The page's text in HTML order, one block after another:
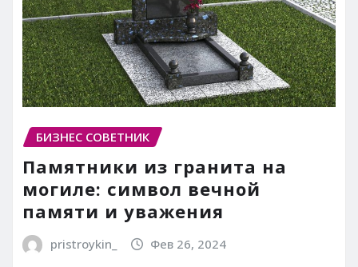
БИЗНЕС СОВЕТНИК
Памятники из гранита на
могиле: символ вечной
памяти и уважения
pristroykin_ Фев 26, 2024